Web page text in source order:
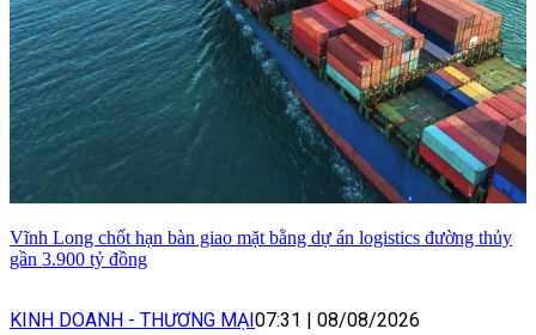
Vĩnh Long chốt hạn bàn giao mặt bằng dự án logistics đường thủy
gần 3.900 tỷ đồng
KINH DOANH - THƯƠNG MẠI07:31 | 08/08/2026